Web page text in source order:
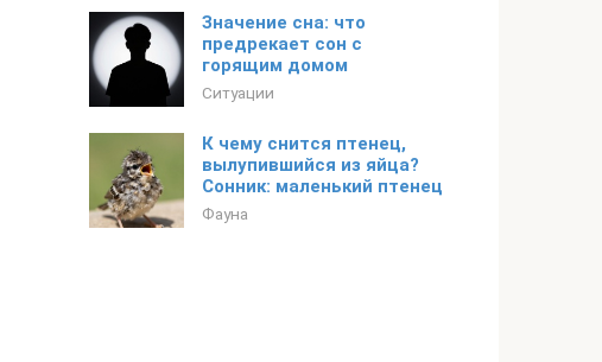
Значение сна: что
предрекает сон с
горящим домом
Ситуации
К чему снится птенец,
вылупившийся из яйца?
Сонник: маленький птенец
Фауна